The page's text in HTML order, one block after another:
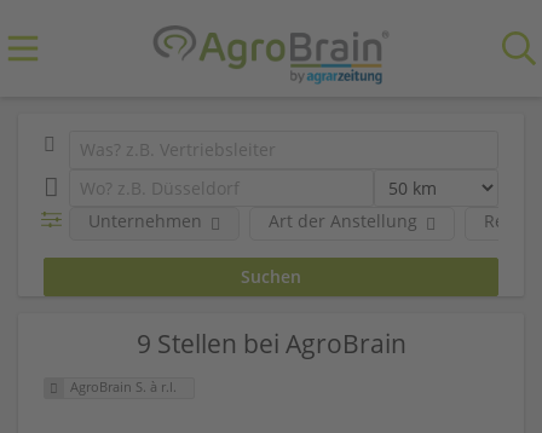
Art der Anstellung
Unternehmen Region
9 Stellen bei AgroBrain
AgroBrain S. à r.l.